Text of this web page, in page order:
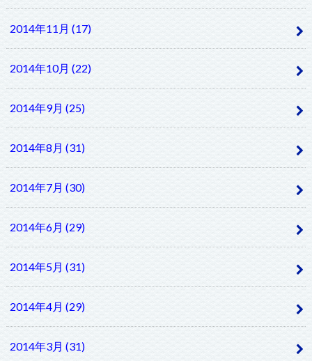
2014年11月 (17)
2014年10月 (22)
2014年9月 (25)
2014年8月 (31)
2014年7月 (30)
2014年6月 (29)
2014年5月 (31)
2014年4月 (29)
2014年3月 (31)